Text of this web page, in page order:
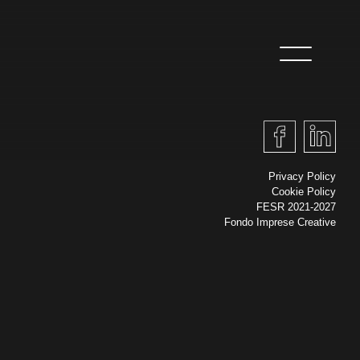
Privacy Policy
Cookie Policy
FESR 2021-2027
Fondo Imprese Creative